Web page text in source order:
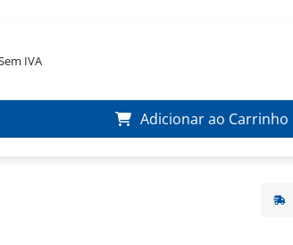
IVA
Adicionar ao Carrinho